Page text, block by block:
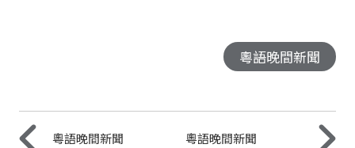
粵語晚間新聞
粵語晚間新聞 粵語晚間新聞